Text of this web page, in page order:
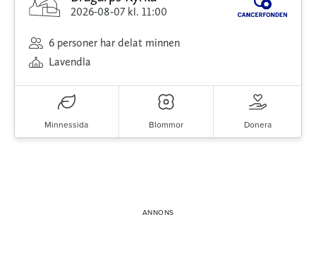
2026-08-07 kl. 11:00
6 personer har delat minnen
Lavendla
Minnessida Blommor Donera